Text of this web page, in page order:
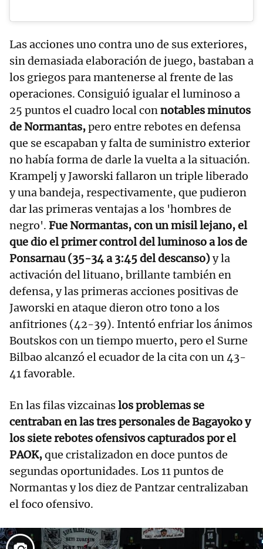
Las acciones uno contra uno de sus exteriores,
sin demasiada elaboración de juego, bastaban a
los griegos para mantenerse al frente de las
operaciones. Consiguió igualar el luminoso a
25 puntos el cuadro local connotables minutos
de Normantas,pero entre rebotes en defensa
que se escapaban y falta de suministro exterior
no había forma de darle la vuelta a la situación.
Krampelj y Jaworski fallaron un triple liberado
y una bandeja, respectivamente, que pudieron
dar las primeras ventajas a los 'hombres de
negro'. Fue Normantas, con un misil lejano, el
que dio el primer control del luminoso a los de
Ponsarnau (35-34 a 3:45 del descanso)y la
activación del lituano, brillante también en
defensa, y las primeras acciones positivas de
Jaworski en ataque dieron otro tono a los
anfitriones (42-39). Intentó enfriar los ánimos
Boutskos con un tiempo muerto, pero el Surne
Bilbao alcanzó el ecuador de la cita con un 43-
41 favorable.
En las filas vizcainaslos problemas se
centraban en las tres personales de Bagayoko y
los siete rebotes ofensivos capturados por el
PAOK,que cristalizadon en doce puntos de
segundas oportunidades. Los 11 puntos de
Normantas y los diez de Pantzar centralizaban
el foco ofensivo.